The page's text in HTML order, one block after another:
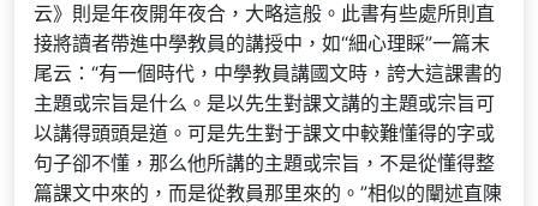
云》則是年夜開年夜合，大略這般。此書有些處所則直
接將讀者帶進中學教員的講授中，如“細心理睬”一篇末
尾云：“有一個時代，中學教員講國文時，誇大這課書的
主題或宗旨是什么。是以先生對課文講的主題或宗旨可
以講得頭頭是道。可是先生對于課文中較難懂得的字或
句子卻不懂，那么他所講的主題或宗旨，不是從懂得整
篇課文中來的，而是從教員那里來的。”相似的闡述直陳